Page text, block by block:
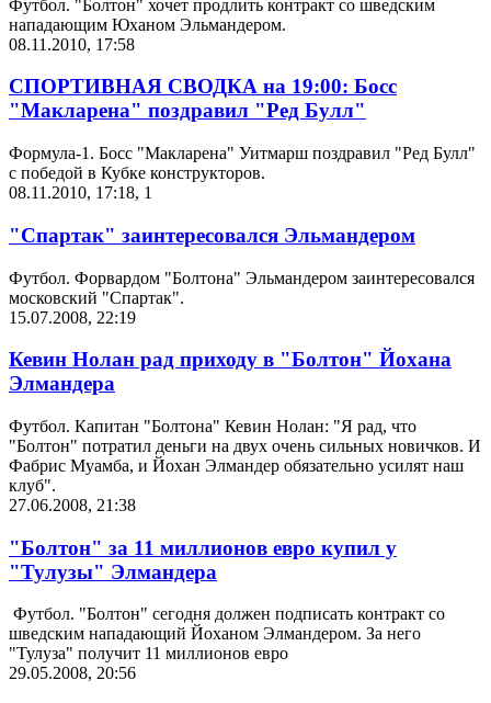
Футбол. "Болтон" хочет продлить контракт со шведским
нападающим Юханом Эльмандером.
08.11.2010, 17:58
СПОРТИВНАЯ СВОДКА на 19:00: Босс
"Макларена" поздравил "Ред Булл"
Формула-1. Босс "Макларена" Уитмарш поздравил "Ред Булл"
с победой в Кубке конструкторов.
08.11.2010, 17:18, 1
"Спартак" заинтересовался Эльмандером
Футбол. Форвардом "Болтона" Эльмандером заинтересовался
московский "Спартак".
15.07.2008, 22:19
Кевин Нолан рад приходу в "Болтон" Йохана
Элмандера
Футбол. Капитан "Болтона" Кевин Нолан: "Я рад, что
"Болтон" потратил деньги на двух очень сильных новичков. И
Фабрис Муамба, и Йохан Элмандер обязательно усилят наш
клуб".
27.06.2008, 21:38
"Болтон" за 11 миллионов евро купил у
"Тулузы" Элмандера
Футбол. "Болтон" сегодня должен подписать контракт со
шведским нападающий Йоханом Элмандером. За него
"Тулуза" получит 11 миллионов евро
29.05.2008, 20:56